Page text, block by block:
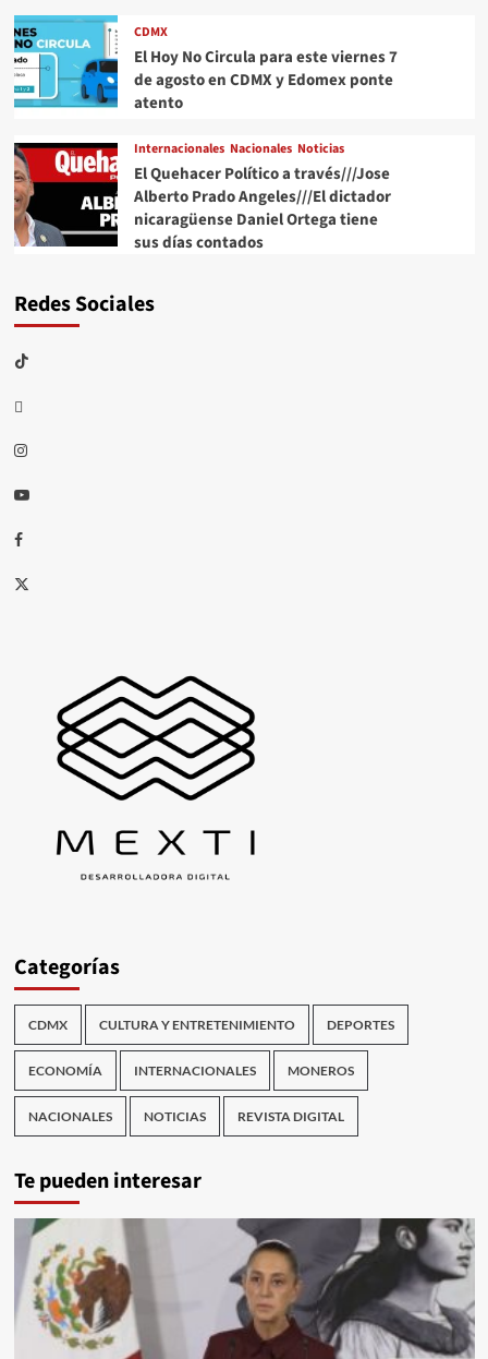
CDMX
El Hoy No Circula para este viernes 7
de agosto en CDMX y Edomex ponte
atento
Internacionales Nacionales Noticias
El Quehacer Político a través///Jose
Alberto Prado Angeles///El dictador
nicaragüense Daniel Ortega tiene
sus días contados
Redes Sociales
TikTok
threads
Instagram
Youtube
Facebook
X
Categorías
CDMX CULTURA Y ENTRETENIMIENTO DEPORTES
ECONOMÍA INTERNACIONALES MONEROS
NACIONALES NOTICIAS REVISTA DIGITAL
Te pueden interesar